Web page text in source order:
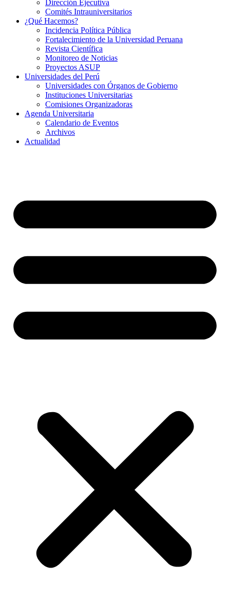
Dirección Ejecutiva
Comités Intrauniversitarios
¿Qué Hacemos?
Incidencia Política Pública
Fortalecimiento de la Universidad Peruana
Revista Científica
Monitoreo de Noticias
Proyectos ASUP
Universidades del Perú
Universidades con Órganos de Gobierno
Instituciones Universitarias
Comisiones Organizadoras
Agenda Universitaria
Calendario de Eventos
Archivos
Actualidad